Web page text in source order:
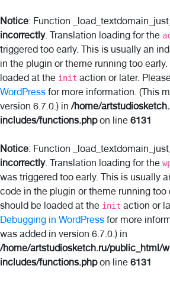
Notice: Function
incorrectly. Translation loading for the
triggered too early. This is usually an
in the plugin or theme running too
loaded at the init action or later.
WordPress for more information. (This
version 6.7.0.) in/home/
includes/functions.phpon line 6131
Notice: Function
incorrectly. Translation loading for the
was triggered too early. This is usually
code in the plugin or theme running too
should be loaded at the init action or
Debugging in WordPress for more
was added in version 6.7.0.) in
/home/artstudiosketch.ru/public_html/
includes/functions.phpon line 6131